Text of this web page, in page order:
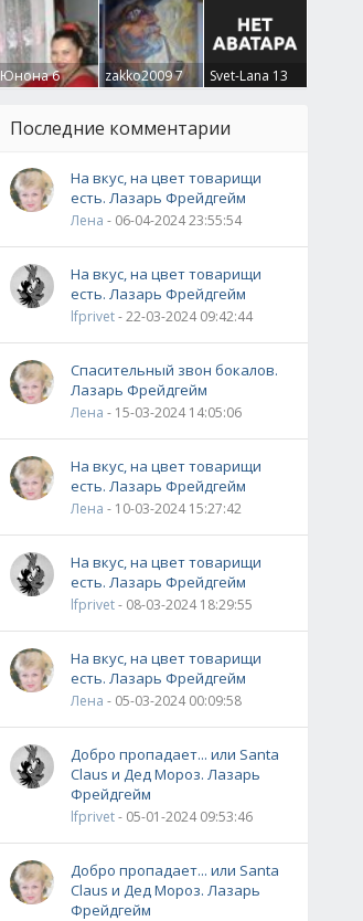
Юнона6 zakko20097 Svet-Lana 13
Последние комментарии
На вкус, на цвет товарищи
есть. Лазарь Фрейдгейм
Лена - 06-04-2024 23:55:54
На вкус, на цвет товарищи
есть. Лазарь Фрейдгейм
lfprivet- 22-03-2024 09:42:44
Спасительный звон бокалов.
Лазарь Фрейдгейм
Лена - 15-03-2024 14:05:06
На вкус, на цвет товарищи
есть. Лазарь Фрейдгейм
Лена - 10-03-2024 15:27:42
На вкус, на цвет товарищи
есть. Лазарь Фрейдгейм
lfprivet- 08-03-2024 18:29:55
На вкус, на цвет товарищи
есть. Лазарь Фрейдгейм
Лена - 05-03-2024 00:09:58
Добро пропадает... или Santa
Claus и Дед Мороз. Лазарь
Фрейдгейм
lfprivet- 05-01-2024 09:53:46
Добро пропадает... или Santa
Claus и Дед Мороз. Лазарь
Фрейдгейм